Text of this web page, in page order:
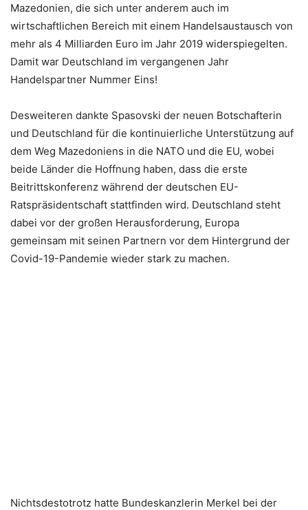
Mazedonien, die sich unter anderem auch im
wirtschaftlichen Bereich mit einem Handelsaustausch von
mehr als 4 Milliarden Euro im Jahr 2019 widerspiegelten.
Damit war Deutschland im vergangenen Jahr
Handelspartner Nummer Eins!
Desweiteren dankte Spasovski der neuen Botschafterin
und Deutschland für die kontinuierliche Unterstützung auf
dem Weg Mazedoniens in die NATO und die EU, wobei
beide Länder die Hoffnung haben, dass die erste
Beitrittskonferenz während der deutschen EU-
Ratspräsidentschaft stattfinden wird. Deutschland steht
dabei vor der großen Herausforderung, Europa
gemeinsam mit seinen Partnern vor dem Hintergrund der
Covid-19-Pandemie wieder stark zu machen.
Nichtsdestotrotz hatte Bundeskanzlerin Merkel bei der